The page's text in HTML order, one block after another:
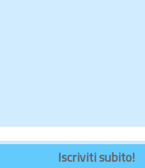
Iscriviti subito!